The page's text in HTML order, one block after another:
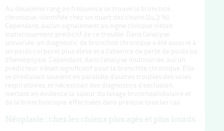
Au deuxième rang en fréquence se trouve la bronchite
chronique, identifiée chez un quart des chiens (24,3 %).
Cependant, aucun signalement ou signe clinique n'était
statistiquement prédictif de ce trouble. Dans l'analyse
univariée, un diagnostic de bronchite chronique a été associé à
un poids corporel plus élevé et à l'absence de perte de poids ou
d'hémoptysie. Cependant, dans l'analyse multivariée, aucun
prédicteur n'était significatif pour la bronchite chronique. Elle
se produisait souvent en parallèle d'autres troubles des voies
respiratoires, et nécessitait des diagnostics d'exclusion,
mettant en évidence la valeur du lavage bronchoalvéolaire et
de la bronchoscopie, effectuées dans presque tous les cas.